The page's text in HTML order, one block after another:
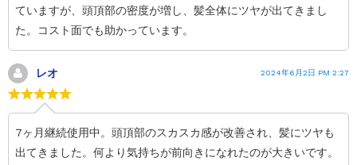
ていますが、頭頂部の密度が増し、髪全体にツヤが出てきまし
た。コスト面でも助かっています。
レオ 2024年6月2日 PM 2:27
7ヶ月継続使用中。頭頂部のスカスカ感が改善され、髪にツヤも
出てきました。何より気持ちが前向きになれたのが大きいです。